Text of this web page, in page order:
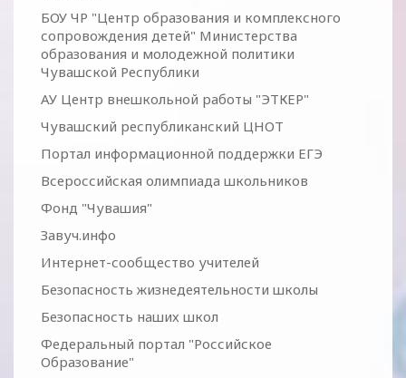
БОУ ЧР "Центр образования и комплексного
сопровождения детей" Министерства
образования и молодежной политики
Чувашской Республики
АУ Центр внешкольной работы "ЭТКЕР"
Чувашский республиканский ЦНОТ
Портал информационной поддержки ЕГЭ
Всероссийская олимпиада школьников
Фонд "Чувашия"
Завуч.инфо
Интернет-сообщество учителей
Безопасность жизнедеятельности школы
Безопасность наших школ
Федеральный портал "Российское
Образование"